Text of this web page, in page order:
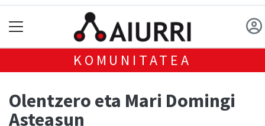
KOMUNITATEA
Olentzero eta Mari Domingi
Asteasun